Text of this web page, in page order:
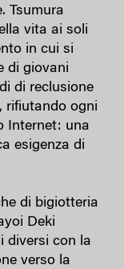
Tsumura
vita ai soli
in cui si
di giovani
di reclusione
rifiutando ogni
Internet: una
esigenza di
di bigiotteria
Deki
diversi con la
verso la